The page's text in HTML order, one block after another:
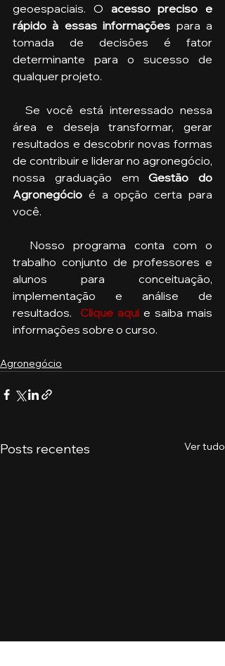
geoespaciais. O acesso preciso e
rápido à essas informações para a
tomada de decisões é fator
determinante para o sucesso de
qualquer projeto.
área e deseja transformar, gerar
resultados e descobrir novas formas
de contribuir e liderar no agronegócio,
nossa graduação em Gestão do
Agronegócio é a opção certa para
você.
trabalho conjunto de professores e
alunos para conceituação,
implementação e análise de
resultados. Clique aqui e saiba mais
informações sobre o curso.
Agronegócio
Posts recentes Ver tudo